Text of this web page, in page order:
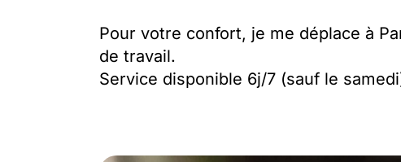
Pour votre confort, je me déplace à
de travail.
Service disponible 6j/7 (sauf le